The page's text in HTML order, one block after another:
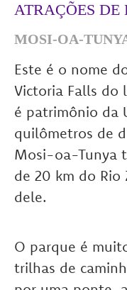
ATRAÇÕES
MOSI-OA-
Este é o nome
Victoria Falls do
é patrimônio da
quilômetros de
Mosi-oa-Tunya
de 20 km do Rio
dele.
O parque é
trilhas de